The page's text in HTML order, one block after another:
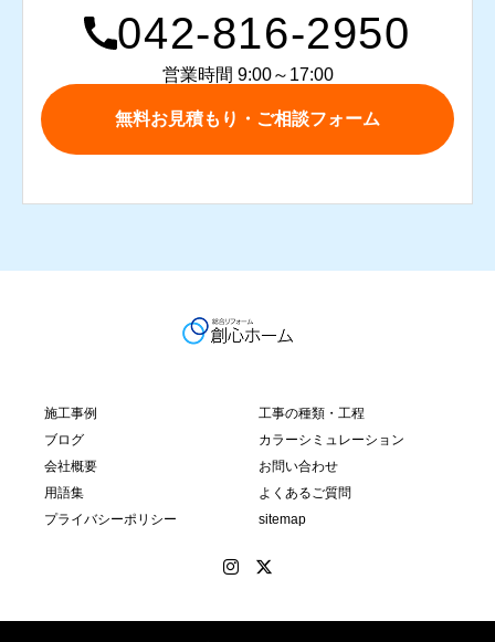
042-816-2950
営業時間 9:00～17:00
無料お見積もり・ご相談フォーム
施工事例
工事の種類・工程
ブログ
カラーシミュレーション
会社概要
お問い合わせ
用語集
よくあるご質問
プライバシーポリシー
sitemap